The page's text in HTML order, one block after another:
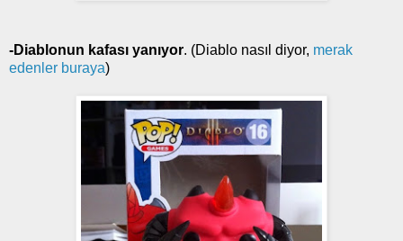
-Diablonun kafası yanıyor. (Diablo nasıl diyor, merak
edenler buraya)